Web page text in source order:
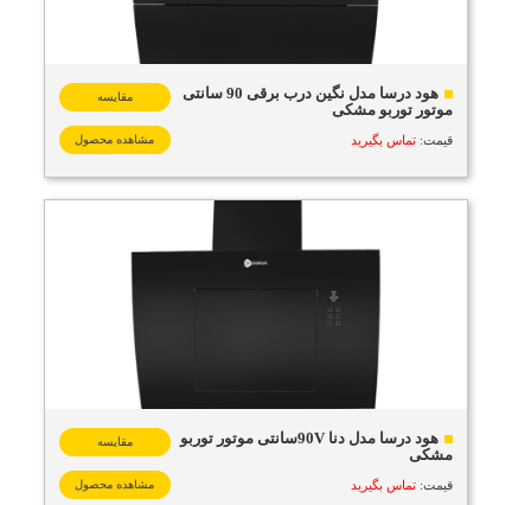
هود درسا مدل نگین درب برقی 90 سانتی
موتور توربو مشکی
قیمت: تماس بگیرید
مقایسه
مشاهده محصول
هود درسا مدل دنا 90Vسانتی موتور توربو
مشکی
قیمت: تماس بگیرید
مقایسه
مشاهده محصول